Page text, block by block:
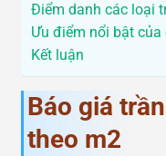
Điểm danh các loại
Ưu điểm nổi bật
Kết luận
Báo giá
theo m2